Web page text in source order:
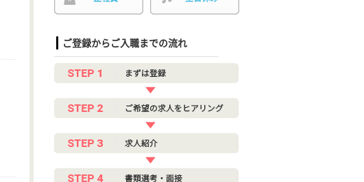
ご登録からご入職までの流れ